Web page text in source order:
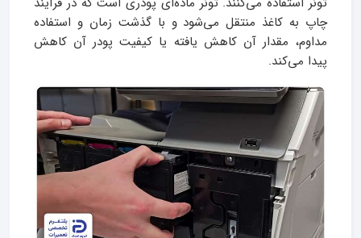
چاپ به کاغذ منتقل می‌شود و با گذشت زمان و استفاده
مداوم، مقدار آن کاهش یافته یا کیفیت پودر آن کاهش
پیدا می‌کند.